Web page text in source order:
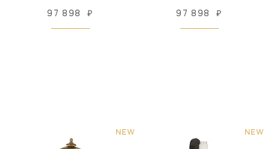
97 898 ₽ 97 898 ₽
NEW NEW